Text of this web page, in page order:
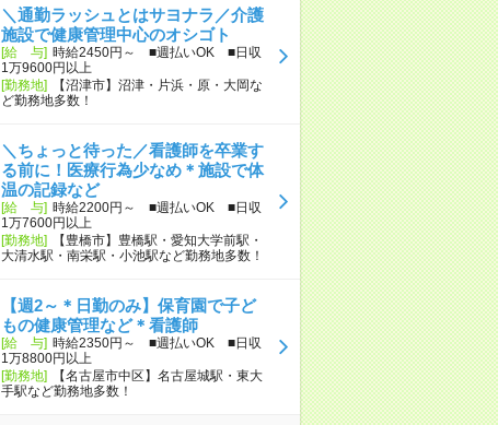
＼通勤ラッシュとはサヨナラ／介護
施設で健康管理中心のオシゴト
[給 与] 時給2450円～ ■週払いOK ■日収
1万9600円以上
[勤務地]
【沼津市】沼津・片浜・原・大岡な
ど勤務地多数！
＼ちょっと待った／看護師を卒業す
る前に！医療行為少なめ＊施設で体
温の記録など
[給 与] 時給2200円～ ■週払いOK ■日収
1万7600円以上
[勤務地]
【豊橋市】豊橋駅・愛知大学前駅・
大清水駅・南栄駅・小池駅など勤務地多数！
【週2～＊日勤のみ】保育園で子ど
もの健康管理など＊看護師
[給 与] 時給2350円～ ■週払いOK ■日収
1万8800円以上
[勤務地]
【名古屋市中区】名古屋城駅・東大
手駅など勤務地多数！